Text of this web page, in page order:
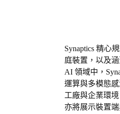
Synaptics 精心
庭裝置，以及
AI 領域中，
運算與多模態
工廠與企業環境
亦將展示裝置